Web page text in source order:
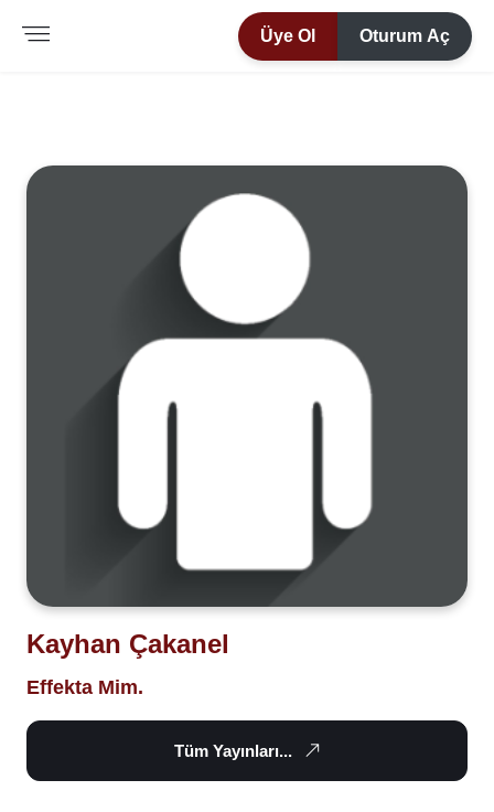
Üye Ol Oturum Aç
Kayhan Çakanel
Effekta Mim.
Tüm Yayınları...